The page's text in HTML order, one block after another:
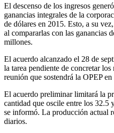
El descenso de los ingresos
ganancias integrales de la
de dólares en 2015. Esto, a su
al compararlas con las ganancias
millones.
El acuerdo alcanzado el 28 de
la tarea pendiente de concretar
reunión que sostendrá la OPEP
El acuerdo preliminar limitará la
cantidad que oscile entre los 32.5
se informó. La producción actual
diarios.